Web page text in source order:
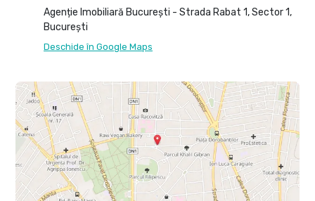
Agenție Imobiliară București - Strada Rabat 1, Sector 1,
București
Deschide în Google Maps